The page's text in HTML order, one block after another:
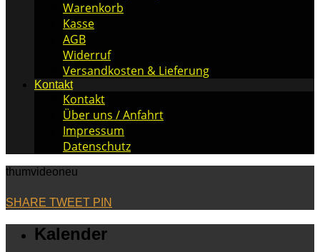
Warenkorb
Kasse
AGB
Widerruf
Versandkosten & Lieferung
Kontakt
Kontakt
Über uns / Anfahrt
Impressum
Datenschutz
thumvideoneu
SHARE TWEET PIN
Kalender